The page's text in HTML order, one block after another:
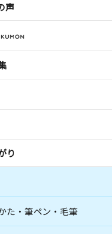
声
り
た・筆ペン・毛筆